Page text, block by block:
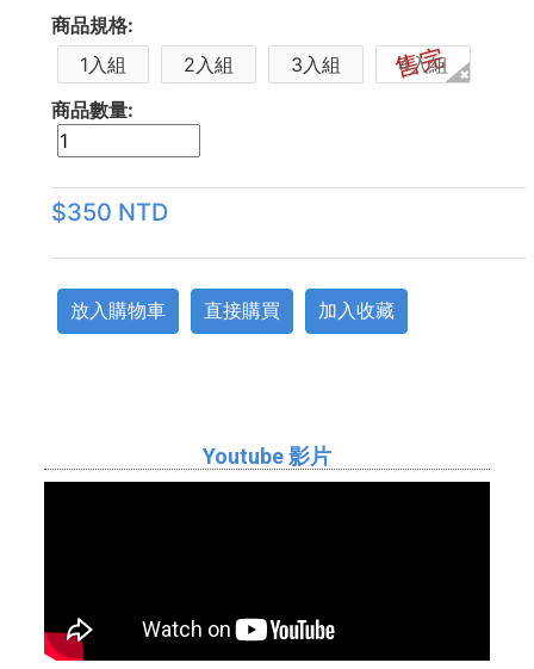
商品規格:
1入組
2入組 3入組
4入組
商品數量:
$350 NTD
放入購物車 直接購買 加入收藏
Youtube 影片